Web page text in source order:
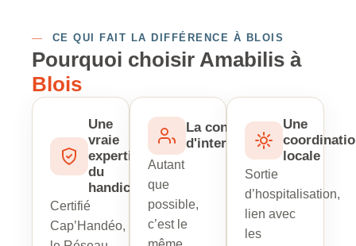
— CE QUI FAIT LA DIFFÉRENCE À BLOIS
Pourquoi choisir Amabilis à
Blois
Une
vraie
expertise
du
handicap
Certifié
Cap’Handéo,
La continuité
d'intervenant
Autant
que
possible,
c’est le
Une
locale
Sortie
d’hospitalisation,
lien avec
les